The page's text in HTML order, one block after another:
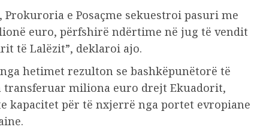
Prokuroria e Posaçme sekuestroi pasuri me
euro, përfshirë ndërtime në jug të vendit
të Lalëzit”, deklaroi ajo.
hetimet rezulton se bashkëpunëtorë të
transferuar miliona euro drejt Ekuadorit,
kapacitet për të nxjerrë nga portet evropiane